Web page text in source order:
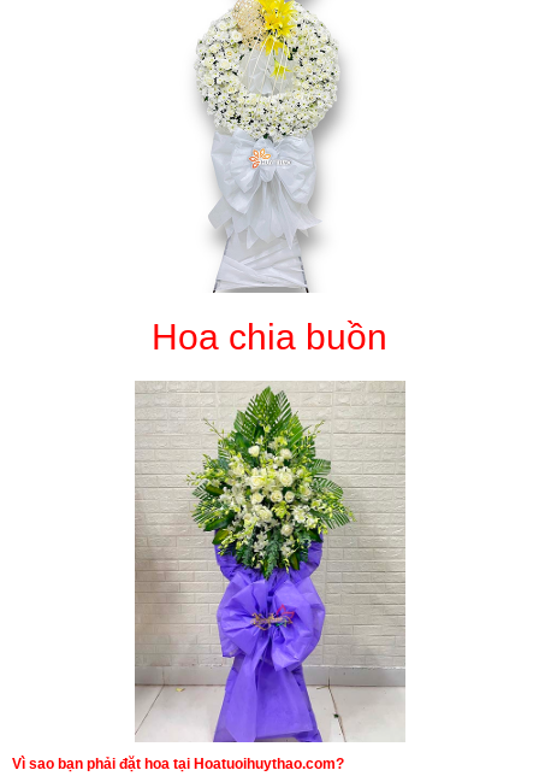
Hoa chia buồn
Vì sao bạn phải đặt hoa tại Hoatuoihuythao.com?